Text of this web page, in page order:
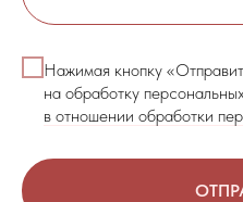
Нажимая кнопку
на обработку
в отношении обработки